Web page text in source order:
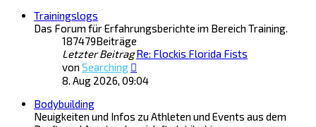
Trainingslogs
Das Forum für Erfahrungsberichte im Bereich Training.
187479Beiträge
Letzter Beitrag Re: Flockis Florida Fists
von Searching
Beitrag
8. Aug 2026, 09:04
Bodybuilding
Neuigkeiten und Infos zu Athleten und Events aus dem